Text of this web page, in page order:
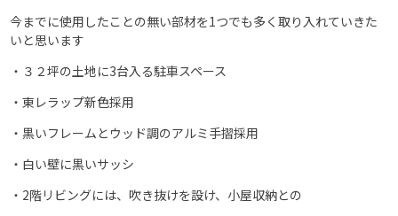
今までに使用したことの無い部材を1つでも多く取り入れていきた
いと思います
・３２坪の土地に3台入る駐車スペース
・東レラップ新色採用
・黒いフレームとウッド調のアルミ手摺採用
・白い壁に黒いサッシ
・2階リビングには、吹き抜けを設け、小屋収納との